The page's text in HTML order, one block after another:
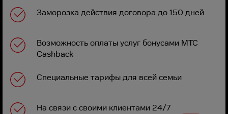
Заморозка действия договора до 150 дней
Возможность оплаты услуг бонусами МТС
Cashback
Специальные тарифы для всей семьи
На связи с своими клиентами 24/7